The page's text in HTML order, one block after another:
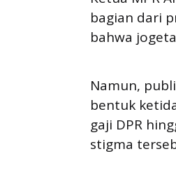
bagian dari
bahwa
Namun,
bentuk
gaji DPR
stigma